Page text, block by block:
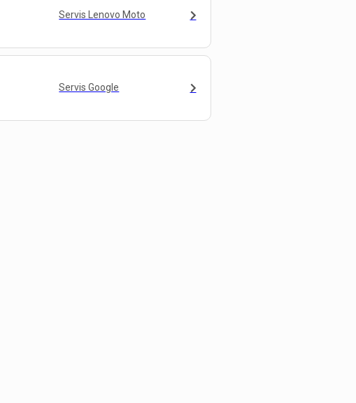
Servis Lenovo Moto
Servis Google